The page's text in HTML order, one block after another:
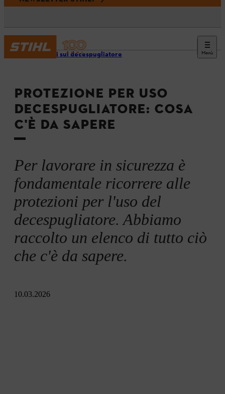
Menù
Consigli sul decespugliatore
PROTEZIONE PER USO
DECESPUGLIATORE: COSA
C'È DA SAPERE
Per lavorare in sicurezza è
fondamentale ricorrere alle
protezioni per l'uso del
decespugliatore. Abbiamo
raccolto un elenco di tutto ciò
che c'è da sapere.
10.03.2026